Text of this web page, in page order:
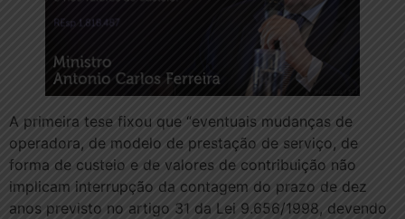
A primeira tese fixou que “eventuais mudanças de
operadora, de modelo de prestação de serviço, de
forma de custeio e de valores de contribuição não
implicam interrupção da contagem do prazo de dez
anos previsto no artigo 31 da Lei 9.656/1998, devendo